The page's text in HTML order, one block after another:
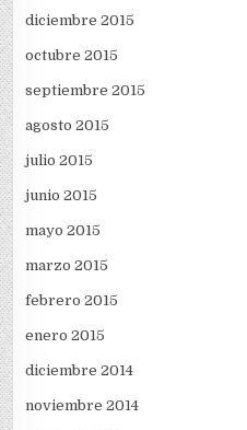
diciembre 2015
octubre 2015
septiembre 2015
agosto 2015
julio 2015
junio 2015
mayo 2015
marzo 2015
febrero 2015
enero 2015
diciembre 2014
noviembre 2014